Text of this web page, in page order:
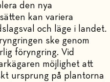
den nya
kan variera
och läge i landet.
ske genom
föryngring. Vid
möjlighet att
ursprung på plantorna